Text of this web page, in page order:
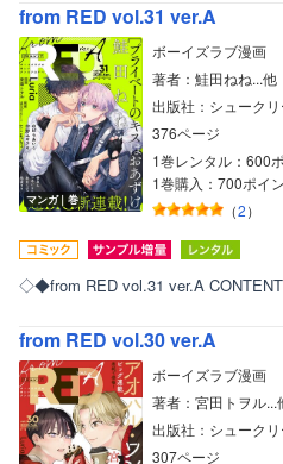
from RED vol.31 ver.A
マンガ｜巻
ボーイズラブ漫画
著者：鮭田ねね...他
出版社：シューク
376ページ
1巻レンタル：600
1巻購入：700ポイ
（2）
◇◆from RED vol.31 ver.A
from RED vol.30 ver.A
ボーイズラブ漫画
著者：宮田トヲル...
出版社：シューク
307ページ